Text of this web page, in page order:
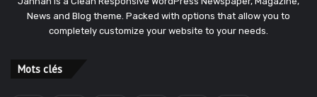
News and Blog theme. Packed with options that allow you to
completely customize your website to your needs.
Mots clés